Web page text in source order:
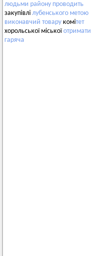
людьми району проводить
закупівлі лубенського метою
виконавчий товару комітет
хорольської міськоїотримати
гаряча